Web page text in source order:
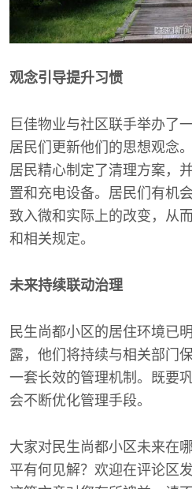
观念引导提升习惯
巨佳物业与社区联手举办了
居民们更新他们的思想观念
居民精心制定了清理方案，
置和充电设备。居民们有机
致入微和实际上的改变，从
和相关规定。
未来持续联动治理
民生尚都小区的居住环境已
露，他们将持续与相关部门
一套长效的管理机制。既要
会不断优化管理手段。
大家对民生尚都小区未来在
平有何见解？欢迎在评论区